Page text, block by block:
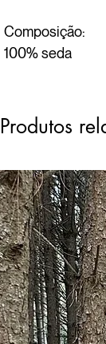
Composição:
100% seda
Produtos